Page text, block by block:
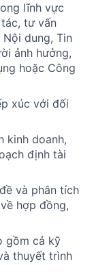
lĩnh vực
tư vấn
dung, Tin
ảnh hưởng,
hoặc Công
xúc với đối
kinh doanh,
định tài
và phân tích
hợp đồng,
gồm cả kỹ
thuyết trình